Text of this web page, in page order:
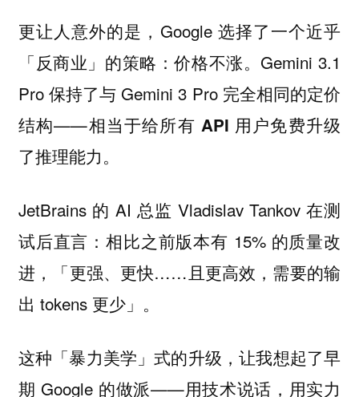
更让人意外的是，Google 选择了一个近乎
「反商业」的策略：价格不涨。Gemini 3.1
Pro 保持了与 Gemini 3 Pro 完全相同的定价
结构——相当于给所有 API 用户免费升级
了推理能力。
JetBrains 的 AI 总监 Vladislav Tankov 在测
试后直言：相比之前版本有 15% 的质量改
进，「更强、更快……且更高效，需要的输
出 tokens 更少」。
这种「暴力美学」式的升级，让我想起了早
期 Google 的做派——用技术说话，用实力